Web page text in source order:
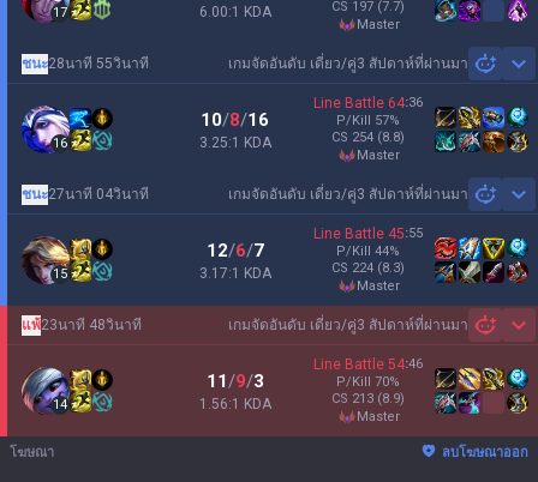
17 6.00:1 KDA CS 197 (7.7)
master
เกมจัดอันดับ เดี่ยว/คู่3 สัปดาห์ที่ผ่านมา
ชนะ28นาที 55วินาที
16
10/8/16
3.25:1 KDA
Line Battle 64:36
P/Kill 57%
CS 254 (8.8)
master
เกมจัดอันดับ เดี่ยว/คู่3 สัปดาห์ที่ผ่านมา
ชนะ27นาที 04วินาที
15
12/6/7
3.17:1 KDA
Line Battle 45:55
P/Kill 44%
CS 224 (8.3)
master
เกมจัดอันดับ เดี่ยว/คู่3 สัปดาห์ที่ผ่านมา
แพ้23นาที 48วินาที
14
11/9/3
1.56:1 KDA
Line Battle 54:46
P/Kill 70%
CS 213 (8.9)
master
โฆษณา ลบโฆษณาออก